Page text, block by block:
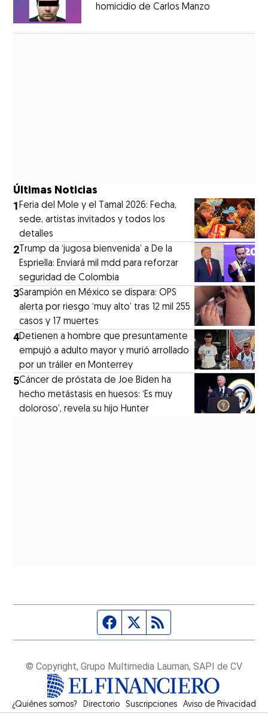
homicidio de Carlos Manzo
Últimas Noticias
1Feria del Mole y el Tamal 2026: Fecha,
sede, artistas invitados y todos los
detalles
2 Trump da ‘jugosa bienvenida’ a De la
Espriella: Enviará mil mdd para reforzar
seguridad de Colombia
3Sarampión en México se dispara: OPS
alerta por riesgo ‘muy alto’ tras 12 mil 255
casos y 17 muertes
4Detienen a hombre que presuntamente
empujó a adulto mayor y murió arrollado
por un tráiler en Monterrey
5Cáncer de próstata de Joe Biden ha
hecho metástasis en huesos: ‘Es muy
doloroso’, revela su hijo Hunter
Página de Facebook
Fuente Twitter
© Copyright, Grupo Multimedia Lauman, SAPI de CV
¿Quiénes somos? Directorio Suscripciones Opens in new window
Aviso de Privacidad